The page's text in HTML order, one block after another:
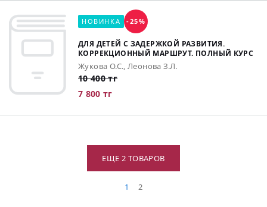
НОВИНКА -25%
ДЛЯ ДЕТЕЙ С ЗАДЕРЖКОЙ РАЗВИТИЯ.
КОРРЕКЦИОННЫЙ МАРШРУТ. ПОЛНЫЙ КУРС
Жукова О.С., Леонова З.Л.
10 400 тг
7 800 тг
ЕЩЕ 2 ТОВАРОВ
1 2